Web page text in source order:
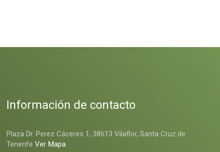
Información de contacto
Plaza Dr. Perez Cáceres 1, 38613 Vilaflor, Santa Cruz de
TenerifeVer Mapa